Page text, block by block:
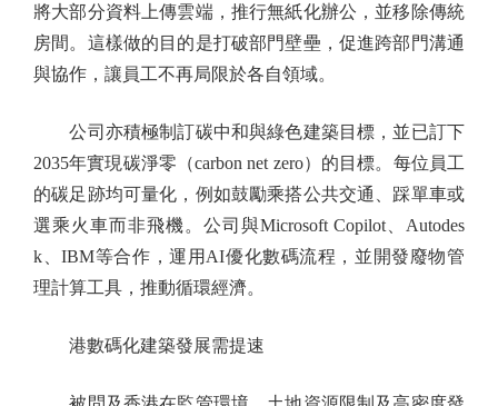
將大部分資料上傳雲端，推行無紙化辦公，並移除傳統
房間。這樣做的目的是打破部門壁壘，促進跨部門溝通
與協作，讓員工不再局限於各自領域。
公司亦積極制訂碳中和與綠色建築目標，並已訂下
2035年實現碳淨零（carbon net zero）的目標。每位員工
的碳足跡均可量化，例如鼓勵乘搭公共交通、踩單車或
選乘火車而非飛機。公司與Microsoft Copilot、Autodes
k、IBM等合作，運用AI優化數碼流程，並開發廢物管
理計算工具，推動循環經濟。
港數碼化建築發展需提速